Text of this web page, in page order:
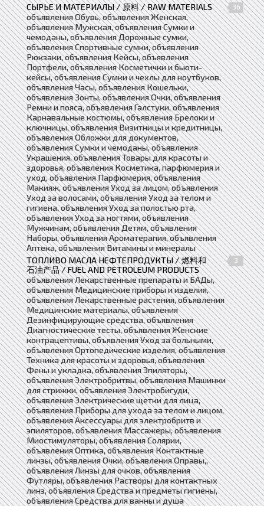
СЫРЬЕ И МАТЕРИАЛЫ / 原料 / RAW MATERIALS
36
объявления Обувь, объявления Женская,
объявления Мужская, объявления Сумки и
чемоданы, объявления Дорожные сумки,
объявления Спортивные сумки, объявления
Рюкзаки, объявления Кейсы, объявления
Портфели, объявления Косметички и бьюти-
кейсы, объявления Сумки и чехлы для ноутбуков,
объявления Часы, объявления Кошельки,
объявления Зонты, объявления Очки, объявления
Ремни и пояса, объявления Галстуки, объявления
Карнавальные костюмы, объявления Брелоки и
ключницы, объявления Визитницы и кредитницы,
объявления Обложки для документов,
объявления Сумки и чемоданы, объявления
Украшения, объявления Товары для красоты и
здоровья, объявления Косметика, парфюмерия и
уход, объявления Парфюмерия, объявления
Макияж, объявления Уход за лицом, объявления
Уход за волосами, объявления Уход за телом и
гигиена, объявления Уход за полостью рта,
объявления Уход за ногтями, объявления
Мужчинам, объявления Детям, объявления
Наборы, объявления Ароматерапия, объявления
Аптека, объявления Витамины и минералы
ТОПЛИВО МАСЛА НЕФТЕПРОДУКТЫ / 燃料和
石油产品 / FUEL AND PETROLEUM PRODUCTS
3
объявления Лекарственные препараты и БАДы,
объявления Медицинские приборы и изделия,
объявления Лекарственные растения, объявления
Медицинские материалы, объявления
Дезинфицирующие средства, объявления
Диагностические тесты, объявления Женские
контрацептивы, объявления Уход за больными,
объявления Ортопедические изделия, объявления
Техника для красоты и здоровья, объявления
Фены и укладка, объявления Эпиляторы,
объявления Электробритвы, объявления Машинки
для стрижки, объявления Электробигуди,
объявления Электрические щетки для лица,
объявления Приборы для ухода за телом и лицом,
объявления Аксессуары для электробритв и
эпиляторов, объявления Массажеры, объявления
Миостимуляторы, объявления Солярии,
объявления Оптика, объявления Контактные
линзы, объявления Очки, объявления Оправы,,
объявления Линзы для очков, объявления
Футляры, объявления Растворы для контактных
линз, объявления Средства и предметы гигиены,
объявления Средства для ванны и душа